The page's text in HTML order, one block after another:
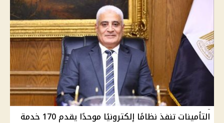
التأمينات تنفذ نظامًا إلكترونيًا موحدًا يقدم 170 خدمة